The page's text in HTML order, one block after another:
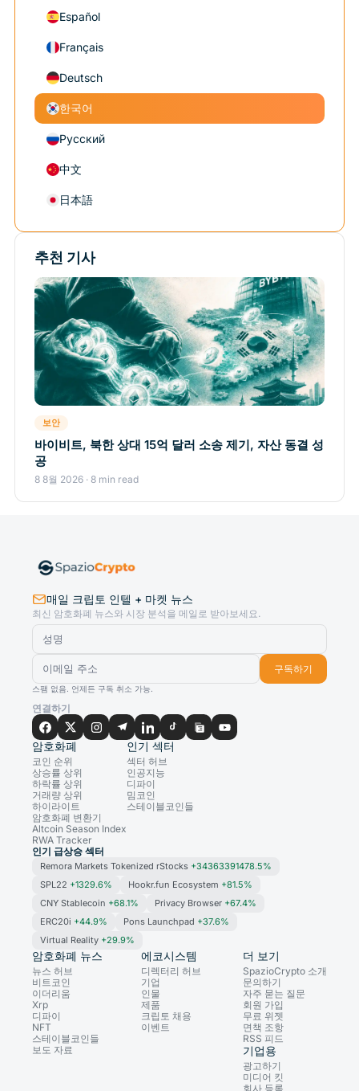
Español
Français
Deutsch
한국어
Русский
中文
日本語
추천 기사
보안
바이비트, 북한 상대 15억 달러 소송 제기, 자산 동결 성
공
8 8월 2026 · 8 min read
매일 크립토 인텔 + 마켓 뉴스
최신 암호화폐 뉴스와 시장 분석을 메일로 받아보세요.
구독하기
스팸 없음. 언제든 구독 취소 가능.
연결하기
암호화폐
코인 순위
상승률 상위
하락률 상위
거래량 상위
하이라이트
암호화폐 변환기
Altcoin Season Index
RWA Tracker
인기 섹터
섹터 허브
인공지능
디파이
밈코인
스테이블코인들
인기 급상승 섹터
Remora Markets Tokenized rStocks +34363391478.5%
SPL22 +1329.6% Hookr.fun Ecosystem +81.5%
CNY Stablecoin +68.1% Privacy Browser +67.4%
ERC20i +44.9% Pons Launchpad +37.6%
Virtual Reality +29.9%
암호화폐 뉴스
뉴스 허브
비트코인
이더리움
Xrp
디파이
NFT
스테이블코인들
보도 자료
에코시스템
디렉터리 허브
기업
인물
제품
크립토 채용
이벤트
더 보기
SpazioCrypto 소개
문의하기
자주 묻는 질문
회원 가입
무료 위젯
면책 조항
RSS 피드
기업용
광고하기
미디어 킷
회사 등록